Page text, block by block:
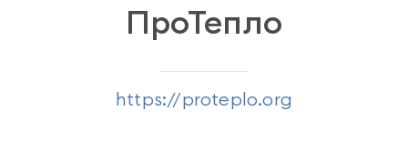
https://proteplo.org
ПроТепло